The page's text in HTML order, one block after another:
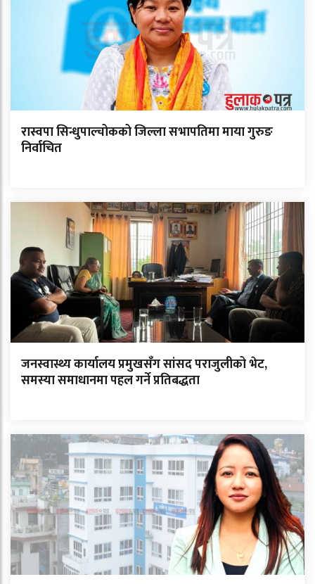
रास्वपा सिन्धुपाल्चोकको जिल्ला सभापतिमा माया गुरुङ
निर्वाचित
जनस्वास्थ्य कार्यालय प्रमुखसँग सांसद पराजुलीको भेट,
समस्या समाधानमा पहल गर्ने प्रतिबद्धता